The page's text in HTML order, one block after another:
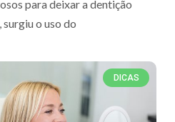
para deixar a dentição
surgiu o uso do
DICAS